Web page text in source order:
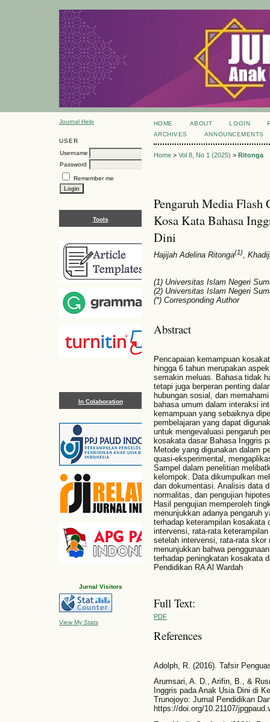
Journal Help
USER
Username
Password
Remember me
Tools
In Colaboration
Jurnal Visitors
View My Stats
HOME ABOUT LOGIN
ARCHIVES
ANNOUNCEMENTS
Home> Vol 8, No 1 (2025) > Ritonga
Pengaruh Media Flash
Kosa Kata Bahasa
Dini
Hajijah Adelina Ritonga(1),
(1) Universitas Islam Negeri
(2) Universitas Islam Negeri
(*) Corresponding Author
Abstract
Pencapaian kemampuan
hingga 6 tahun merupakan
semakin meluas. Bahasa tidak
tetapi juga berperan penting
hubungan sosial, dan
bahasa umum dalam interaksi
kemampuan yang sebaiknya
pembelajaran yang dapat
untuk mengevaluasi pengaruh
kosakata dasar Bahasa Inggris
Metode yang digunakan dalam
quasi-eksperimental,
Sampel dalam penelitian
kelompok. Data dikumpulkan
dan dokumentasi. Analisis data
normalitas, dan pengujian
Hasil pengujian memperoleh
menunjukkan adanya pengaruh
terhadap keterampilan kosakata
intervensi, rata-rata
setelah intervensi, rata-rata skor
menunjukkan bahwa
terhadap peningkatan kosakata
Pendidikan RA Al Wardah
Full Text:
PDF
References
Adolph, R. (2016). Tafsir
Arumsari, A. D., Arifin, B., &
Inggris pada Anak Usia Dini di
Trunojoyo: Jurnal Pendidikan
https://doi.org/10.21107/